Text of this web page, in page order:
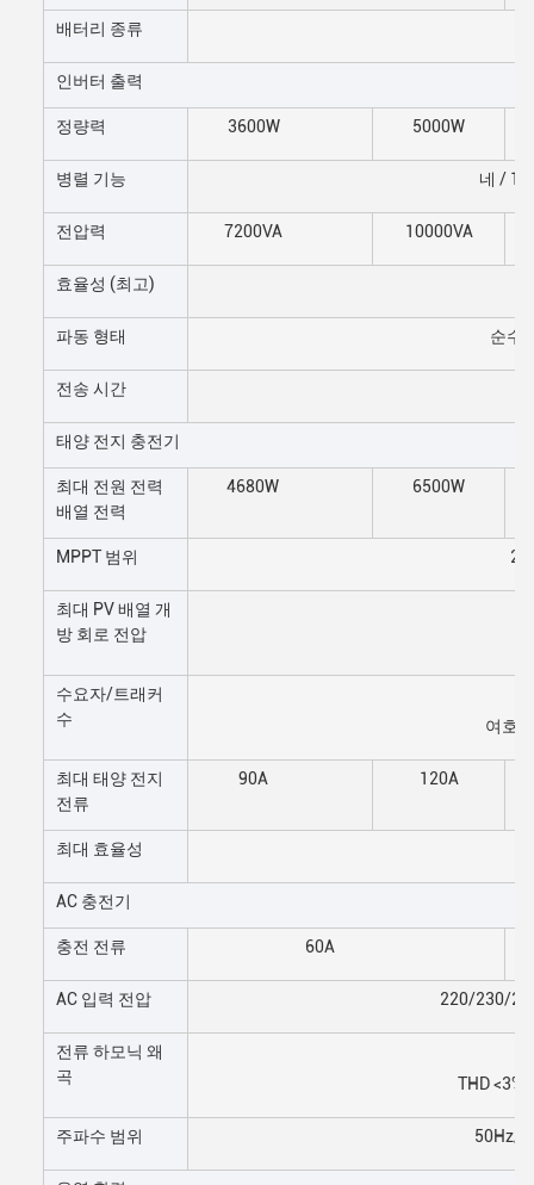
배터리 종류
인버터 출력
정량력 3600W 5000W
병렬 기능 네 / 10
전압력 7200VA 10000VA
효율성 (최고)
파동 형태 순수
전송 시간
태양 전지 충전기
최대 전원 전력
배열 전력
4680W 6500W
MPPT 범위
최대 PV 배열 개
방 회로 전압
수요자/트래커
수
여호
최대 태양 전지
전류
90A 120A
최대 효율성
AC 충전기
충전 전류 60A
AC 입력 전압 220/230/
전류 하모닉 왜
곡
THD <3%
주파수 범위 50Hz/